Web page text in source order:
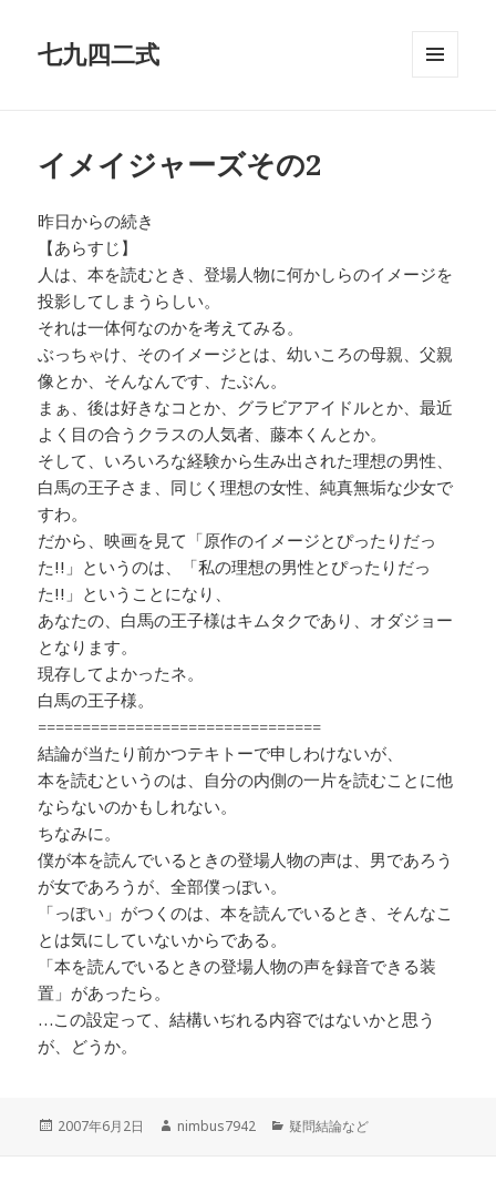
七九四二式
イメイジャーズその2
昨日からの続き
【あらすじ】
人は、本を読むとき、登場人物に何かしらのイメージを
投影してしまうらしい。
それは一体何なのかを考えてみる。
ぶっちゃけ、そのイメージとは、幼いころの母親、父親
像とか、そんなんです、たぶん。
まぁ、後は好きなコとか、グラビアアイドルとか、最近
よく目の合うクラスの人気者、藤本くんとか。
そして、いろいろな経験から生み出された理想の男性、
白馬の王子さま、同じく理想の女性、純真無垢な少女で
すわ。
だから、映画を見て「原作のイメージとぴったりだっ
た!!」というのは、「私の理想の男性とぴったりだっ
た!!」ということになり、
あなたの、白馬の王子様はキムタクであり、オダジョー
となります。
現存してよかったネ。
白馬の王子様。
================================
結論が当たり前かつテキトーで申しわけないが、
本を読むというのは、自分の内側の一片を読むことに他
ならないのかもしれない。
ちなみに。
僕が本を読んでいるときの登場人物の声は、男であろう
が女であろうが、全部僕っぽい。
「っぽい」がつくのは、本を読んでいるとき、そんなこ
とは気にしていないからである。
「本を読んでいるときの登場人物の声を録音できる装
置」があったら。
…この設定って、結構いぢれる内容ではないかと思う
が、どうか。
投
2007年6月2日
作
nimbus7942
カ
疑問結論など